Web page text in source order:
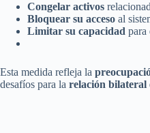
Congelar activos
Bloquear su acceso al
Limitar su capacidad para
Esta medida refleja la
desafíos para la relación bilateral